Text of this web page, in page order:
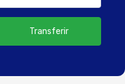
Transferir